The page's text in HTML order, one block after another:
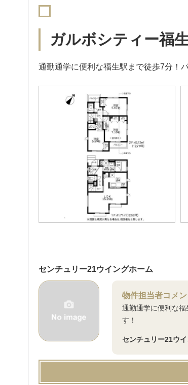
ガルボシティー福
通勤通学に便利な福生駅まで徒歩7分！
センチュリー21ウイングホーム
物件担当者コメン
通勤通学に便利な
す！
センチュリー21ウ